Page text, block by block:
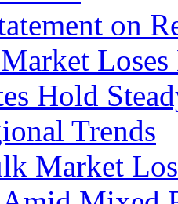
on
Market